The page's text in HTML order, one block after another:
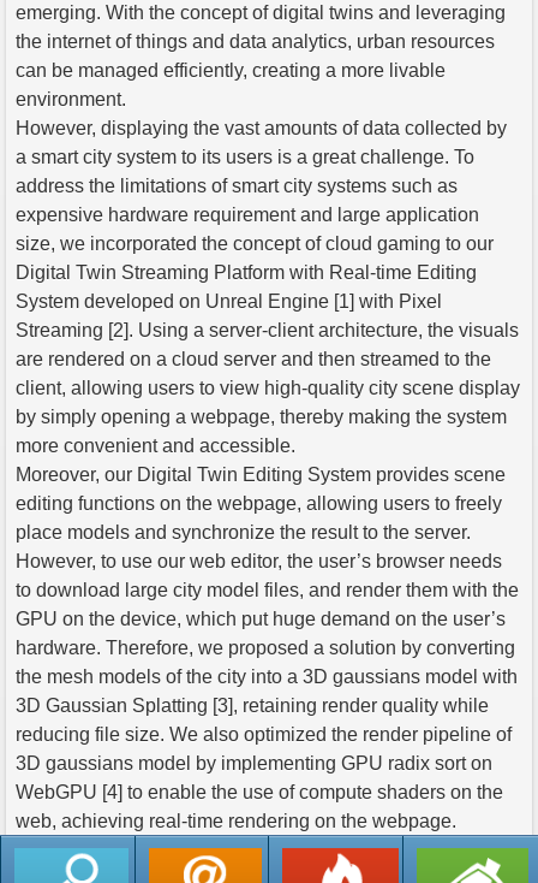
emerging. With the concept of digital twins and leveraging
the internet of things and data analytics, urban resources
can be managed efficiently, creating a more livable
environment.
However, displaying the vast amounts of data collected by
a smart city system to its users is a great challenge. To
address the limitations of smart city systems such as
expensive hardware requirement and large application
size, we incorporated the concept of cloud gaming to our
Digital Twin Streaming Platform with Real-time Editing
System developed on Unreal Engine [1] with Pixel
Streaming [2]. Using a server-client architecture, the visuals
are rendered on a cloud server and then streamed to the
client, allowing users to view high-quality city scene display
by simply opening a webpage, thereby making the system
more convenient and accessible.
Moreover, our Digital Twin Editing System provides scene
editing functions on the webpage, allowing users to freely
place models and synchronize the result to the server.
However, to use our web editor, the user’s browser needs
to download large city model files, and render them with the
GPU on the device, which put huge demand on the user’s
hardware. Therefore, we proposed a solution by converting
the mesh models of the city into a 3D gaussians model with
3D Gaussian Splatting [3], retaining render quality while
reducing file size. We also optimized the render pipeline of
3D gaussians model by implementing GPU radix sort on
WebGPU [4] to enable the use of compute shaders on the
web, achieving real-time rendering on the webpage.